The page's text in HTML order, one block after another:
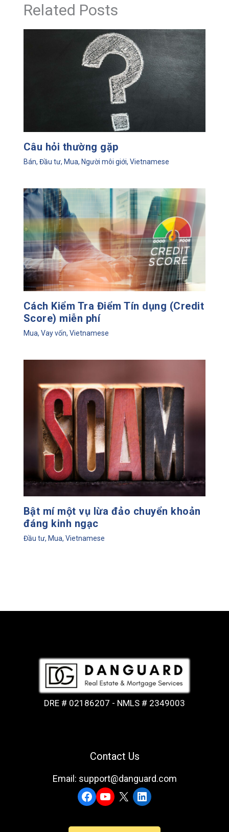
Related Posts
Câu hỏi thường gặp
Bán, Đầu tư, Mua, Người môi giới, Vietnamese
Cách Kiểm Tra Điểm Tín dụng (Credit
Score) miễn phí
Mua, Vay vốn, Vietnamese
Bật mí một vụ lừa đảo chuyển khoản
đáng kinh ngạc
Đầu tư, Mua, Vietnamese
DRE # 02186207 - NMLS # 2349003
Contact Us
Email: support@danguard.com
Facebook
YouTube
X LinkedIn